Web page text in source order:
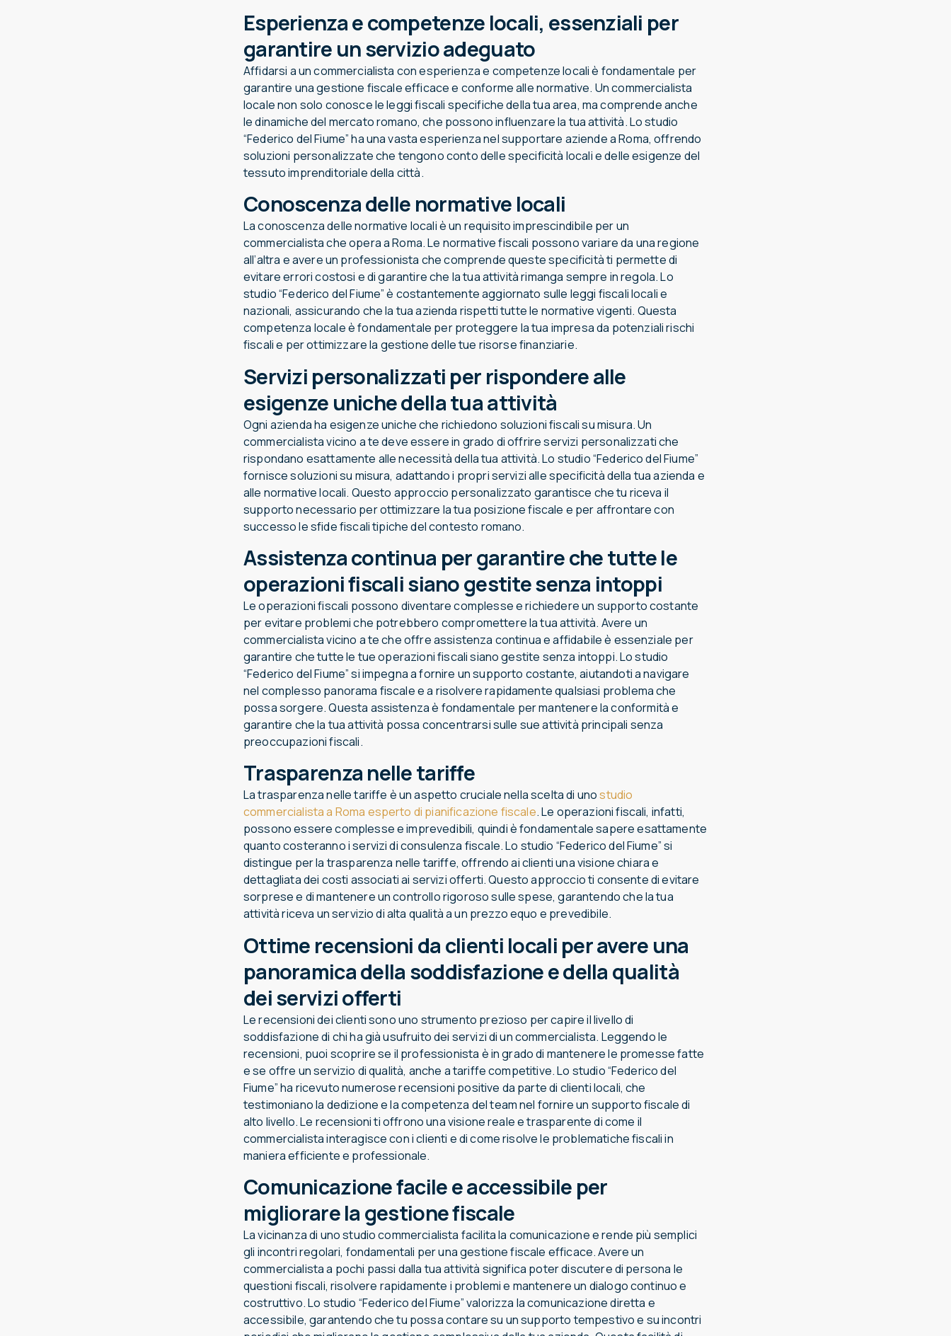
Esperienza e competenze locali, essenziali per
garantire un servizio adeguato
Affidarsi a un commercialista con esperienza e competenze locali è fondamentale per
garantire una gestione fiscale efficace e conforme alle normative. Un commercialista
locale non solo conosce le leggi fiscali specifiche della tua area, ma comprende anche
le dinamiche del mercato romano, che possono influenzare la tua attività. Lo studio
“Federico del Fiume” ha una vasta esperienza nel supportare aziende a Roma, offrendo
soluzioni personalizzate che tengono conto delle specificità locali e delle esigenze del
tessuto imprenditoriale della città.
Conoscenza delle normative locali
La conoscenza delle normative locali è un requisito imprescindibile per un
commercialista che opera a Roma. Le normative fiscali possono variare da una regione
all’altra e avere un professionista che comprende queste specificità ti permette di
evitare errori costosi e di garantire che la tua attività rimanga sempre in regola. Lo
studio “Federico del Fiume” è costantemente aggiornato sulle leggi fiscali locali e
nazionali, assicurando che la tua azienda rispetti tutte le normative vigenti. Questa
competenza locale è fondamentale per proteggere la tua impresa da potenziali rischi
fiscali e per ottimizzare la gestione delle tue risorse finanziarie.
Servizi personalizzati per rispondere alle
esigenze uniche della tua attività
Ogni azienda ha esigenze uniche che richiedono soluzioni fiscali su misura. Un
commercialista vicino a te deve essere in grado di offrire servizi personalizzati che
rispondano esattamente alle necessità della tua attività. Lo studio “Federico del Fiume”
fornisce soluzioni su misura, adattando i propri servizi alle specificità della tua azienda e
alle normative locali. Questo approccio personalizzato garantisce che tu riceva il
supporto necessario per ottimizzare la tua posizione fiscale e per affrontare con
successo le sfide fiscali tipiche del contesto romano.
Assistenza continua per garantire che tutte le
operazioni fiscali siano gestite senza intoppi
Le operazioni fiscali possono diventare complesse e richiedere un supporto costante
per evitare problemi che potrebbero compromettere la tua attività. Avere un
commercialista vicino a te che offre assistenza continua e affidabile è essenziale per
garantire che tutte le tue operazioni fiscali siano gestite senza intoppi. Lo studio
“Federico del Fiume” si impegna a fornire un supporto costante, aiutandoti a navigare
nel complesso panorama fiscale e a risolvere rapidamente qualsiasi problema che
possa sorgere. Questa assistenza è fondamentale per mantenere la conformità e
garantire che la tua attività possa concentrarsi sulle sue attività principali senza
preoccupazioni fiscali.
Trasparenza nelle tariffe
La trasparenza nelle tariffe è un aspetto cruciale nella scelta di unostudio
commercialista a Roma esperto di pianificazione fiscale. Le operazioni fiscali, infatti,
possono essere complesse e imprevedibili, quindi è fondamentale sapere esattamente
quanto costeranno i servizi di consulenza fiscale. Lo studio “Federico del Fiume” si
distingue per la trasparenza nelle tariffe, offrendo ai clienti una visione chiara e
dettagliata dei costi associati ai servizi offerti. Questo approccio ti consente di evitare
sorprese e di mantenere un controllo rigoroso sulle spese, garantendo che la tua
attività riceva un servizio di alta qualità a un prezzo equo e prevedibile.
Ottime recensioni da clienti locali per avere una
panoramica della soddisfazione e della qualità
dei servizi offerti
Le recensioni dei clienti sono uno strumento prezioso per capire il livello di
soddisfazione di chi ha già usufruito dei servizi di un commercialista. Leggendo le
recensioni, puoi scoprire se il professionista è in grado di mantenere le promesse fatte
e se offre un servizio di qualità, anche a tariffe competitive. Lo studio “Federico del
Fiume” ha ricevuto numerose recensioni positive da parte di clienti locali, che
testimoniano la dedizione e la competenza del team nel fornire un supporto fiscale di
alto livello. Le recensioni ti offrono una visione reale e trasparente di come il
commercialista interagisce con i clienti e di come risolve le problematiche fiscali in
maniera efficiente e professionale.
Comunicazione facile e accessibile per
migliorare la gestione fiscale
La vicinanza di uno studio commercialista facilita la comunicazione e rende più semplici
gli incontri regolari, fondamentali per una gestione fiscale efficace. Avere un
commercialista a pochi passi dalla tua attività significa poter discutere di persona le
questioni fiscali, risolvere rapidamente i problemi e mantenere un dialogo continuo e
costruttivo. Lo studio “Federico del Fiume” valorizza la comunicazione diretta e
accessibile, garantendo che tu possa contare su un supporto tempestivo e su incontri